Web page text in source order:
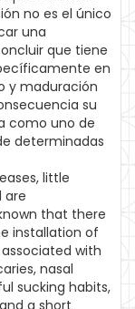
no es el único
una
que tiene
en
y maduración
su
como uno de
determinadas
little
are
that there
installation of
with
nasal
sucking habits,
a short